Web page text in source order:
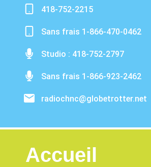
418-752-2215
Sans frais 1-866-470-0462
Studio : 418-752-2797
Sans frais 1-866-923-2462
radiochnc@globetrotter.net
Accueil